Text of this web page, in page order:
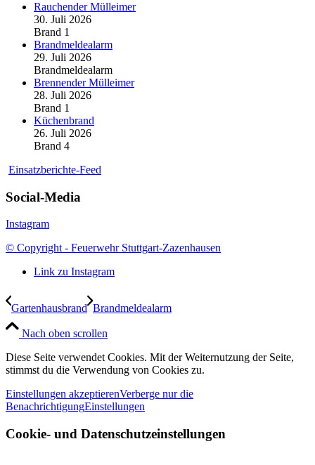
Rauchender Mülleimer
30. Juli 2026
Brand 1
Brandmeldealarm
29. Juli 2026
Brandmeldealarm
Brennender Mülleimer
28. Juli 2026
Brand 1
Küchenbrand
26. Juli 2026
Brand 4
Einsatzberichte-Feed
Social-Media
Instagram
© Copyright - Feuerwehr Stuttgart-Zazenhausen
Link zu Instagram
Gartenhausbrand Brandmeldealarm
Nach oben scrollen
Diese Seite verwendet Cookies. Mit der Weiternutzung der Seite,
stimmst du die Verwendung von Cookies zu.
Einstellungen akzeptierenVerberge nur die
BenachrichtigungEinstellungen
Cookie- und Datenschutzeinstellungen